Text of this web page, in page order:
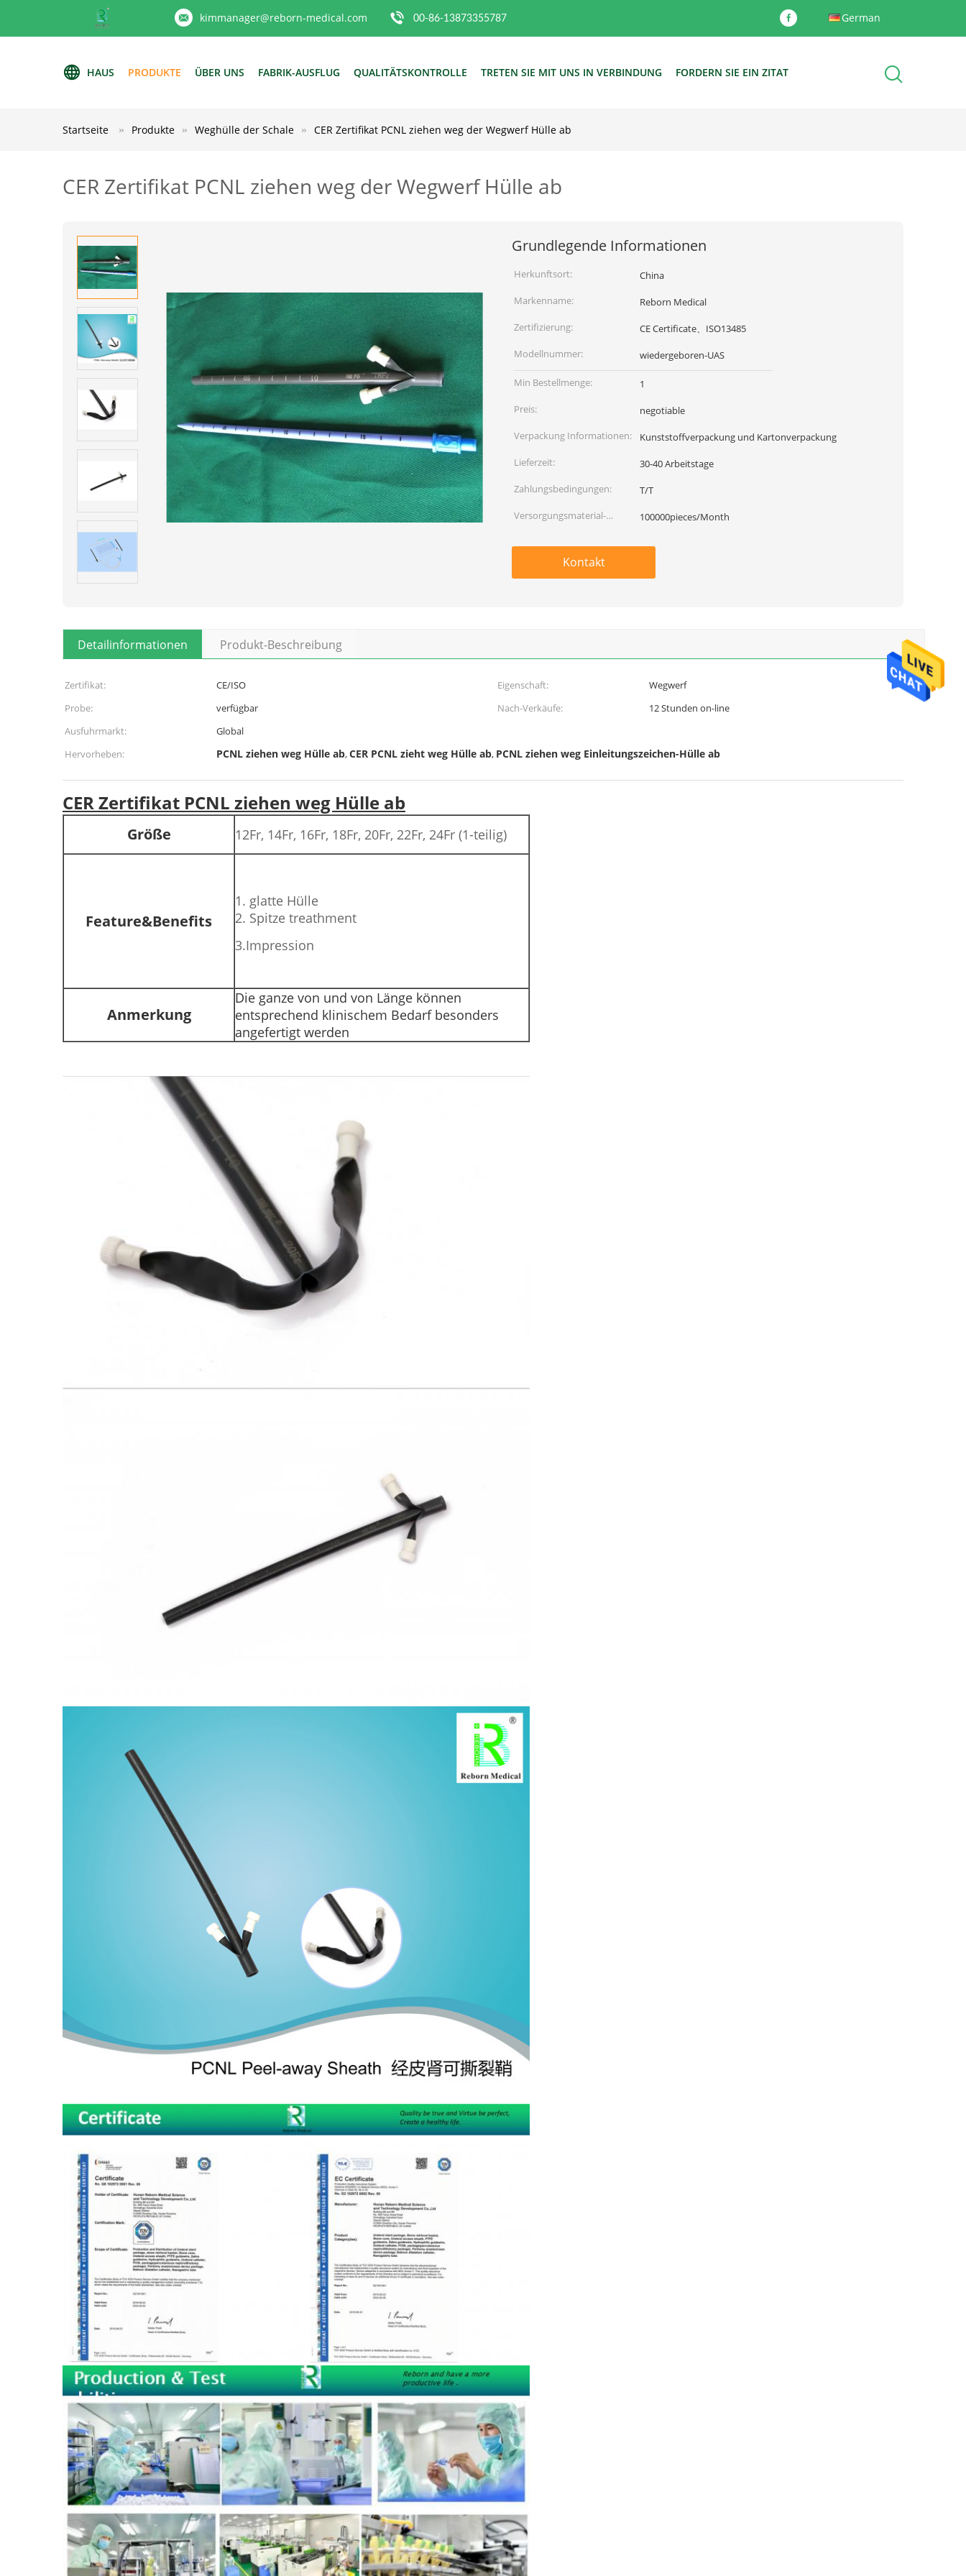
kimmanager@reborn-medical.com 00-86-13873355787 German
HAUS PRODUKTE ÜBER UNS FABRIK-AUSFLUG QUALITÄTSKONTROLLE TRETEN SIE MIT UNS IN VERBINDUNG FORDERN SIE EIN ZITAT
Startseite Produkte Weghülle der Schale CER Zertifikat PCNL ziehen weg der Wegwerf Hülle ab
CER Zertifikat PCNL ziehen weg der Wegwerf Hülle ab
Grundlegende Informationen
Herkunftsort:
China
Markenname:
Reborn Medical
Zertifizierung:
CE Certificate、ISO13485
Modellnummer:
wiedergeboren-UAS
Min Bestellmenge:
1
Preis:
negotiable
Verpackung Informationen:
Kunststoffverpackung und Kartonverpackung
Lieferzeit:
30-40 Arbeitstage
Zahlungsbedingungen:
T/T
Versorgungsmaterial-
100000pieces/Month
Kontakt
Detailinformationen Produkt-Beschreibung
Zertifikat: CE/ISO Eigenschaft:
Wegwerf
Probe:
verfügbar Nach-Verkäufe:
12 Stunden on-line
Ausfuhrmarkt:
Global
Hervorheben:
PCNL ziehen weg Hülle ab,CER PCNL zieht weg Hülle ab, PCNL ziehen weg Einleitungszeichen-Hülle ab
CER Zertifikat PCNL ziehen weg Hülle ab
Größe 12Fr, 14Fr, 16Fr, 18Fr, 20Fr, 22Fr, 24Fr (1-teilig)
Feature&Benefits
1. glatte Hülle
2. Spitze treathment
3.Impression
Anmerkung
Die ganze von und von Länge können
entsprechend klinischem Bedarf besonders
angefertigt werden